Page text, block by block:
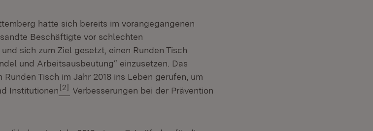
hatte sich bereits im vorangegangenen
Beschäftigte vor schlechten
sich zum Ziel gesetzt, einen Runden Tisch
und Arbeitsausbeutung“ einzusetzen. Das
Tisch im Jahr 2018 ins Leben gerufen, um
Institutionen [2]
Verbesserungen bei der Prävention